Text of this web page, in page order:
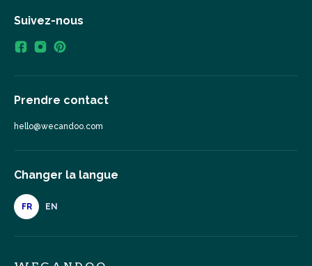
Suivez-nous
Prendre contact
hello@wecandoo.com
Changer la langue
FR EN